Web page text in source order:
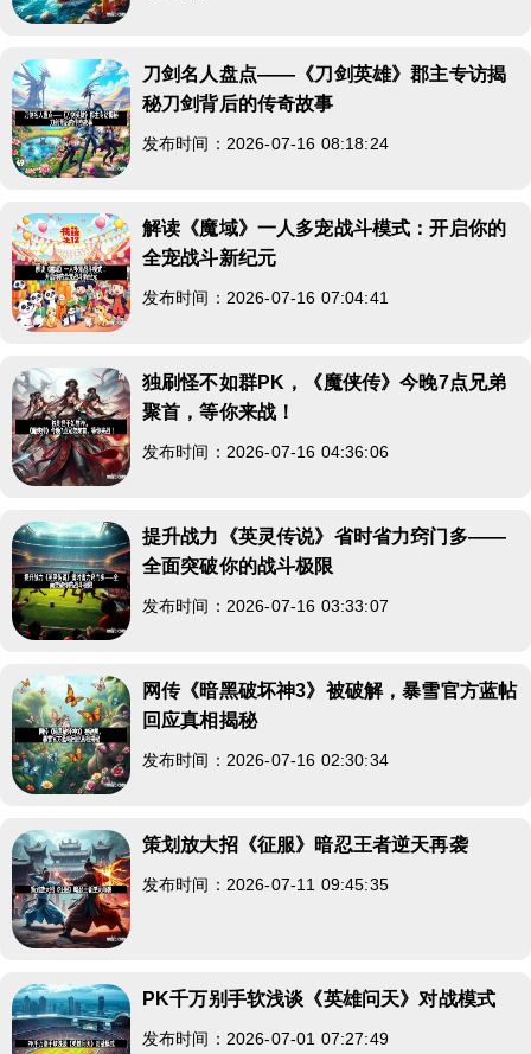
刀剑名人盘点——《刀剑英雄》郡主专访揭
秘刀剑背后的传奇故事
发布时间：2026-07-16 08:18:24
解读《魔域》一人多宠战斗模式：开启你的
全宠战斗新纪元
发布时间：2026-07-16 07:04:41
独刷怪不如群PK，《魔侠传》今晚7点兄弟
聚首，等你来战！
发布时间：2026-07-16 04:36:06
提升战力《英灵传说》省时省力窍门多——
全面突破你的战斗极限
发布时间：2026-07-16 03:33:07
网传《暗黑破坏神3》被破解，暴雪官方蓝帖
回应真相揭秘
发布时间：2026-07-16 02:30:34
策划放大招《征服》暗忍王者逆天再袭
发布时间：2026-07-11 09:45:35
PK千万别手软浅谈《英雄问天》对战模式
发布时间：2026-07-01 07:27:49